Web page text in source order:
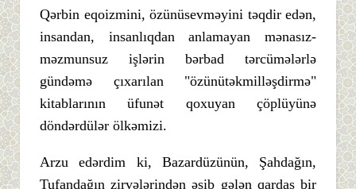
Qərbin eqoizmini, özünüsevməyini təqdir edən,
insandan, insanlıqdan anlamayan mənasız-
məzmunsuz işlərin bərbad tərcümələrlə
gündəmə çıxarılan "özünütəkmilləşdirmə"
kitablarının üfunət qoxuyan çöplüyünə
döndərdülər ölkəmizi.
Arzu edərdim ki, Bazardüzünün, Şahdağın,
Tufandağın zirvələrindən əsib gələn qardaş bir